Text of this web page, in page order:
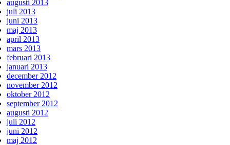
augusti 2013
juli 2013
juni 2013
maj 2013
april 2013
mars 2013
februari 2013
januari 2013
december 2012
november 2012
oktober 2012
september 2012
augusti 2012
juli 2012
juni 2012
maj 2012